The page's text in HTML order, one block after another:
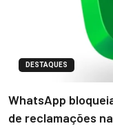
DESTAQUES
WhatsApp
de reclamações